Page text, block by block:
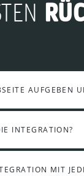
AUFGEBEN
INTEGRATION?
MIT